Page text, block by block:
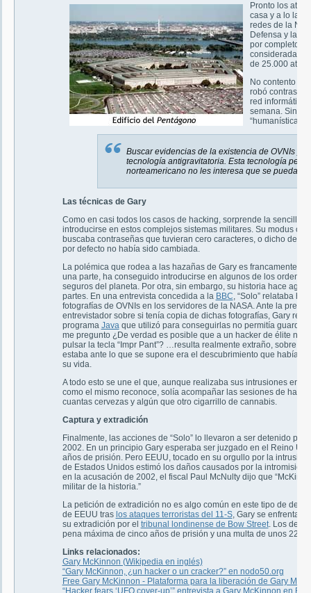
Pronto los
casa y a lo
redes de la
Defensa y la
por completo
considerada
de 25.000
No contento
robó
red informática
semana. Sin
Buscar evidencias de la existencia de OVNIs y
tecnología antigravitatoria. Esta tecnología
norteamericano no les interesa que se pueda
Las técnicas de Gary
Como en casi todos los casos de hacking, sorprende la sencillez
introducirse en estos complejos sistemas militares. Su modus
buscaba contraseñas que tuvieran cero caracteres, o dicho de
por defecto no había sido cambiada.
La polémica que rodea a las hazañas de Gary es francamente
una parte, ha conseguido introducirse en algunos de los
seguros del planeta. Por otra, sin embargo, su historia hace
partes. En una entrevista concedida a la BBC, “Solo” relataba
fotografías de OVNIs en los servidores de la NASA. Ante la
entrevistador sobre si tenía copia de dichas fotografías, Gary
programa Javaque utilizó para conseguirlas no permitía guardar
me pregunto ¿De verdad es posible que a un hacker de élite no
pulsar la tecla “Impr Pant”? …resulta realmente extraño, sobre
estaba ante lo que se supone era el descubrimiento que había
su vida.
A todo esto se une el que, aunque realizaba sus intrusiones en
como el mismo reconoce, solía acompañar las sesiones de
cuantas cervezas y algún que otro cigarrillo de cannabis.
Captura y extradición
Finalmente, las acciones de “Solo” lo llevaron a ser detenido por
2002. En un principio Gary esperaba ser juzgado en el Reino
años de prisión. Pero EEUU, tocado en su orgullo por la
de Estados Unidos estimó los daños causados por la
en la acusación de 2002, el fiscal Paul McNulty dijo que
militar de la historia.”
La petición de extradición no es algo común en este tipo de
de EEUU tras los ataques terroristas del 11-S, Gary se enfrenta a
su extradición por el tribunal londinense de Bow Street. Los
pena máxima de cinco años de prisión y una multa de unos
Links relacionados:
Gary McKinnon (Wikipedia en inglés)
“Gary McKinnon, ¿un hacker o un cracker?” en nodo50.org
Free Gary McKinnon - Plataforma para la liberación de Gary
“Hacker fears ‘UFO cover-up’” entrevista a Gary McKinnon en